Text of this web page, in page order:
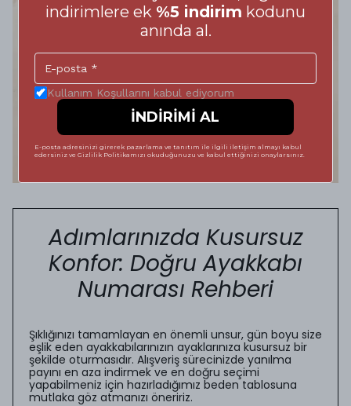
Adımlarınızda Kusursuz
Konfor: Doğru Ayakkabı
Numarası Rehberi
Şıklığınızı tamamlayan en önemli unsur, gün boyu size
eşlik eden ayakkabılarınızın ayaklarınıza kusursuz bir
şekilde oturmasıdır. Alışveriş sürecinizde yanılma
payını en aza indirmek ve en doğru seçimi
yapabilmeniz için hazırladığımız beden tablosuna
mutlaka göz atmanızı öneririz.
indirimlere ek %5 indirim kodunu
anında al.
Kullanım Koşullarını kabul ediyorum
İNDİRİMİ AL
E-posta adresinizi girerek pazarlama ve tanıtım ile ilgili iletişim almayı kabul
edersiniz ve Gizlilik Politikamızı okuduğunuzu ve kabul ettiğinizi onaylarsınız.